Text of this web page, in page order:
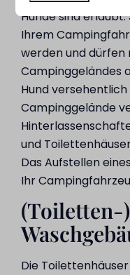
Hunde sind
Ihrem
werden und dürfen
Campinggeländes
Hund
Campinggelände
und
Das Aufstellen
Ihr
(Toiletten-
Die